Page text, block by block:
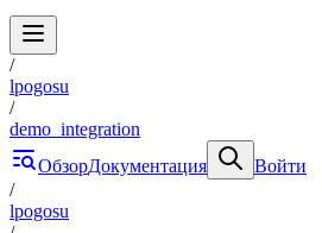
/
lpogosu
/
demo_integration
ОбзорДокументация
Войти
/
lpogosu